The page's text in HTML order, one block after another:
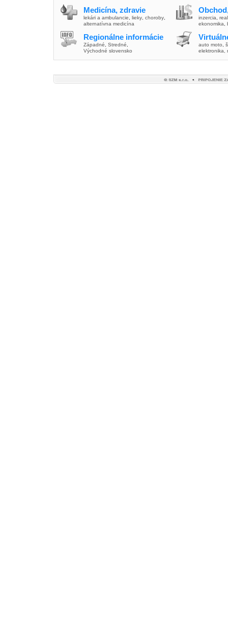
Medicína, zdravie
lekári a ambulancie lieky choroby
alternatívna medicína
Regionálne informácie
Západné Stredné
Východné slovensko
inzercia
ekonomika
auto moto
elektronika,